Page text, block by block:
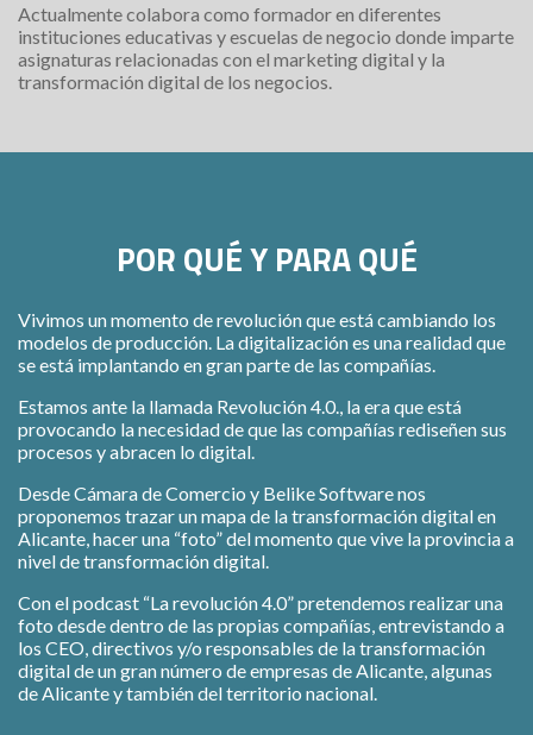
Actualmente colabora como formador en diferentes
instituciones educativas y escuelas de negocio donde imparte
asignaturas relacionadas con el marketing digital y la
transformación digital de los negocios.
POR QUÉ Y PARA QUÉ
Vivimos un momento de revolución que está cambiando los
modelos de producción. La digitalización es una realidad que
se está implantando en gran parte de las compañías.
Estamos ante la llamada Revolución 4.0., la era que está
provocando la necesidad de que las compañías rediseñen sus
procesos y abracen lo digital.
Desde Cámara de Comercio y Belike Software nos
proponemos trazar un mapa de la transformación digital en
Alicante, hacer una “foto” del momento que vive la provincia a
nivel de transformación digital.
Con el podcast “La revolución 4.0” pretendemos realizar una
foto desde dentro de las propias compañías, entrevistando a
los CEO, directivos y/o responsables de la transformación
digital de un gran número de empresas de Alicante, algunas
de Alicante y también del territorio nacional.